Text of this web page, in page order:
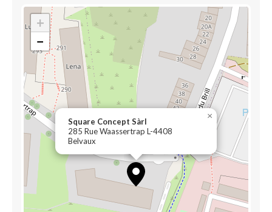
Square Concept Sàrl
285 Rue Waassertrap L-4408
Belvaux
×
+
−